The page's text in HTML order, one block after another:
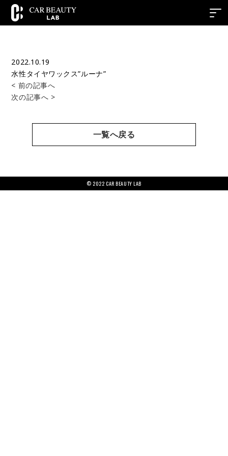
2022.10.19
水性タイヤワックス”ルーナ”
< 前の記事へ
次の記事へ >
一覧へ戻る
© 2022 CAR BEAUTY LAB